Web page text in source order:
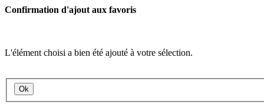
Confirmation d'ajout aux favoris
L'élément choisi a bien été ajouté à votre sélection.